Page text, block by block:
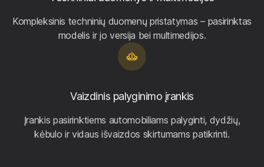
Kompleksinis techninių duomenų pristatymas – pasirinktas
modelis ir jo versija bei multimedijos.
Vaizdinis palyginimo įrankis
Įrankis pasirinktiems automobiliams palyginti, dydžių,
kėbulo ir vidaus išvaizdos skirtumams patikrinti.